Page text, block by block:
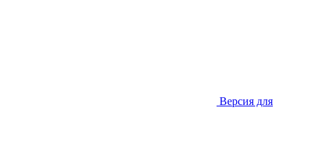
Версия для